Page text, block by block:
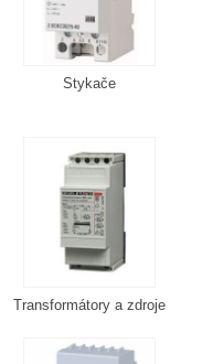
Stykače
Transformátory a zdroje